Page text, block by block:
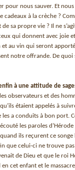
pour nous sauver. Et
cadeaux à la crèche ?
sa propre vie ? Il ne
qui donnent avec joie
au vin qui seront
notre offrande. De quoi
à une attitude de
observateurs et des
étaient appelés à
les a conduits à bon port.
les paroles
ils reçurent ce songe
que celui-ci ne trouve pas
de Dieu et que le roi
cet enfant et le